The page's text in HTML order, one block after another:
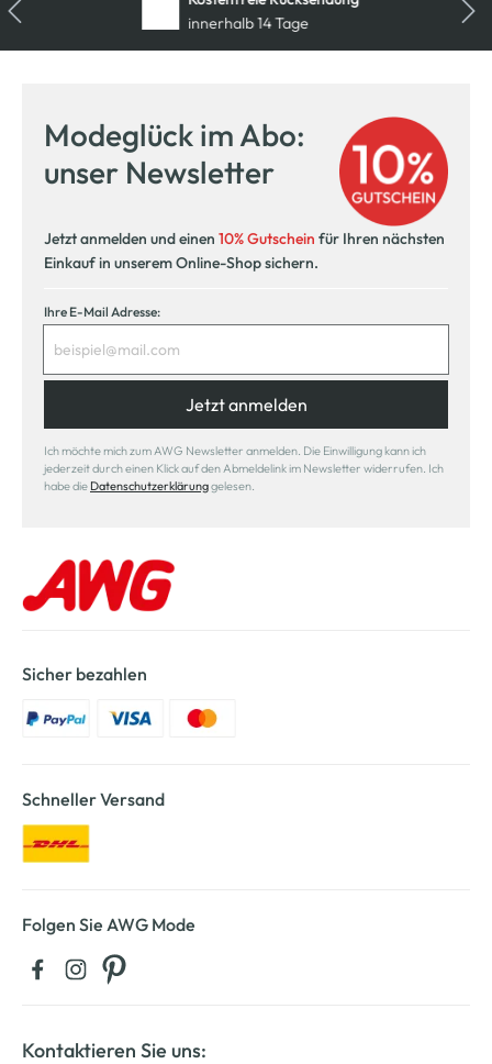
innerhalb 14 Tage
Modeglück im Abo:
unser Newsletter
Jetzt anmelden und einen 10% Gutschein für Ihren nächsten
Einkauf in unserem Online-Shop sichern.
Ihre E-Mail Adresse:
Jetzt anmelden
Ich möchte mich zum AWG Newsletter anmelden. Die Einwilligung kann ich
jederzeit durch einen Klick auf den Abmeldelink im Newsletter widerrufen. Ich
habe die Datenschutzerklärunggelesen.
Sicher bezahlen
Schneller Versand
Folgen Sie AWG Mode
Kontaktieren Sie uns: